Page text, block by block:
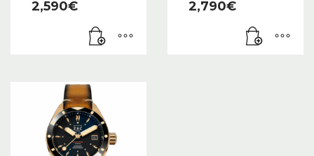
2,590€ 2,790€